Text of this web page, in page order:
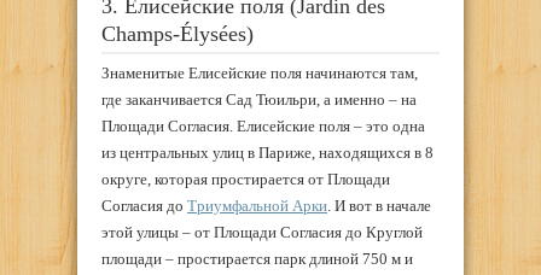
3. Елисейские поля (Jardin des
Champs-Élysées)
Знаменитые Елисейские поля начинаются там,
где заканчивается Сад Тюильри, а именно – на
Площади Согласия. Елисейские поля – это одна
из центральных улиц в Париже, находящихся в 8
округе, которая простирается от Площади
Согласия до Триумфальной Арки. И вот в начале
этой улицы – от Площади Согласия до Круглой
площади – простирается парк длиной 750 м и